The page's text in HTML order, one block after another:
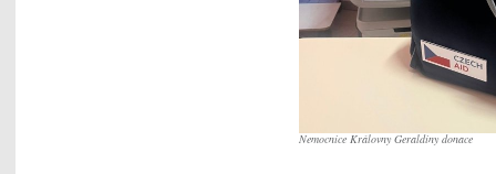
Nemocnice Královny Geraldiny donace